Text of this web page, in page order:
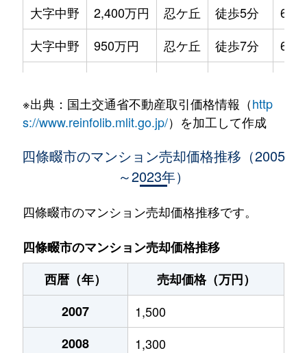
大字中野
2,400万円 忍ケ丘 徒歩5分
大字中野
950万円 忍ケ丘 徒歩7分
西中野
2,300万円 忍ケ丘 徒歩11分
2,900万円 忍ケ丘
西中野
2,100万円 忍ケ丘 徒歩11分
西中野
2,300万円 忍ケ丘 徒歩11分
※出典：国土交通省不動産取引価格情報（http
s://www.reinfolib.mlit.go.jp/）を加工して作成
四條畷市のマンション売却価格推移（2005
～2023年）
四條畷市のマンション売却価格推移です。
四條畷市のマンション売却価格推移
西暦（年）
売却価格（万円）
2007
1,500
2008
1,300